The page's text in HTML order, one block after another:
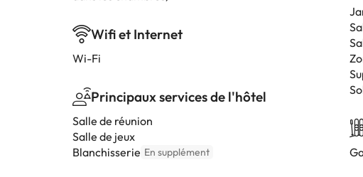
Wifi et Internet
Wi-Fi
Principaux services de l'hôtel
Salle de réunion
Salle de jeux
Blanchisserie En supplément